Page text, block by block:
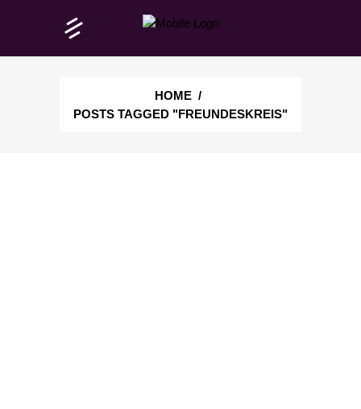
HOME /
POSTS TAGGED "FREUNDESKREIS"